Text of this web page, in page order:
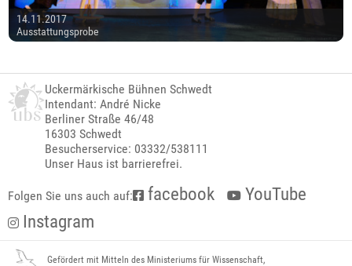
14.11.2017
Ausstattungsprobe
Uckermärkische Bühnen Schwedt
Intendant: André Nicke
Berliner Straße 46/48
16303 Schwedt
Besucherservice: 03332/538111
Unser Haus ist barrierefrei.
Folgen Sie uns auch auf: facebook
YouTube
Instagram
Gefördert mit Mitteln des Ministeriums für Wissenschaft,